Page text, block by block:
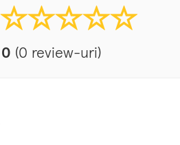
0 (0 review-uri)